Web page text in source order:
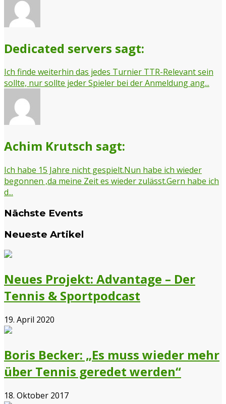
Dedicated servers sagt:
Ich finde weiterhin das jedes Turnier TTR-Relevant sein
sollte, nur sollte jeder Spieler bei der Anmeldung ang...
Achim Krutsch sagt:
Ich habe 15 Jahre nicht gespielt.Nun habe ich wieder
begonnen ,da meine Zeit es wieder zulässt.Gern habe ich
d...
Nächste Events
Neueste Artikel
Neues Projekt: Advantage – Der
Tennis & Sportpodcast
19. April 2020
Boris Becker: „Es muss wieder mehr
über Tennis geredet werden“
18. Oktober 2017